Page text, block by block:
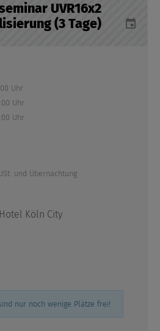
UVR16x2
(3 Tage)
Uhr
Uhr
Uhr
und Übernachtung
Köln City
nur noch wenige Plätze frei!